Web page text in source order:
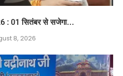
: 01 सितंबर से सजेगा...
8, 2026